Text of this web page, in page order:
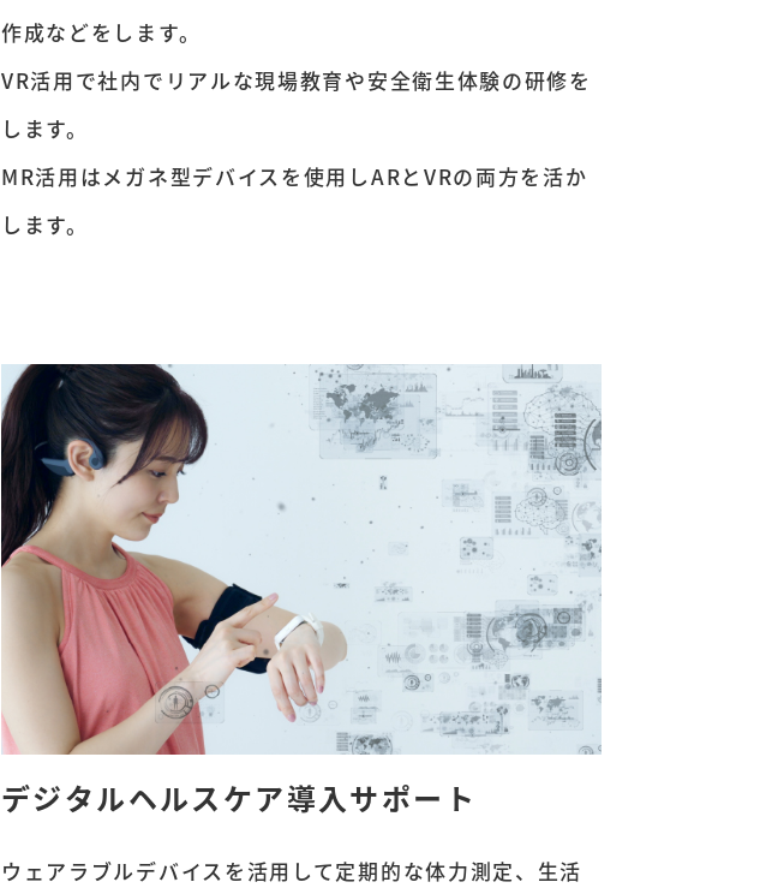
作成などをします。
VR活用で社内でリアルな現場教育や安全衛生体験の研修を
します。
MR活用はメガネ型デバイスを使用しARとVRの両方を活か
します。
デジタルヘルスケア導入サポート
ウェアラブルデバイスを活用して定期的な体力測定、生活